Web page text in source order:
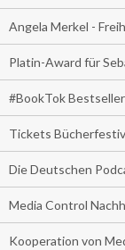
Angela Merkel -
Platin-Award für
#BookTok
Tickets
Die Deutschen
Media Control
Kooperation von